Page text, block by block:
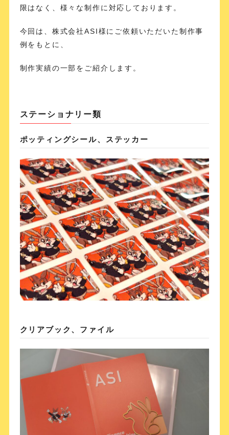
限はなく、様々な制作に対応しております。
今回は、株式会社ASI様にご依頼いただいた制作事
例をもとに、
制作実績の一部をご紹介します。
ステーショナリー類
ポッティングシール、ステッカー
クリアブック、ファイル